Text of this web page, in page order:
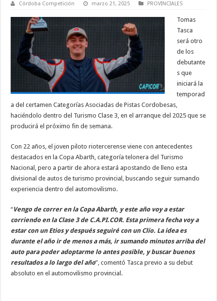
Córdoba Competición marzo 21, 2025 PROVINCIALES
Tomas
Tasca
será otro
de los
debutante
s que
iniciará la
temporad
a del certamen Categorías Asociadas de Pistas Cordobesas,
haciéndolo dentro del Turismo Clase 3, en el arranque del 2025 que se
producirá el próximo fin de semana.
Con 22 años, el joven piloto riotercerense viene con antecedentes
destacados en la Copa Abarth, categoría telonera del Turismo
Nacional, pero a partir de ahora estará apostando de lleno esta
divisional de autos de turismo provincial, buscando seguir sumando
experiencia dentro del automovilismo.
“Vengo de correr en la Copa Abarth, y este año voy a estar
corriendo en la Clase 3 de C.A.PI.COR. Esta primera fecha voy a
estar con un Etios y después seguiré con un Clío. La idea es
durante el año ir de menos a más, ir sumando minutos arriba del
auto para poder adoptarme lo antes posible, y buscar buenos
resultados a lo largo del año”, comentó Tasca previo a su debut
absoluto en el automovilismo provincial.